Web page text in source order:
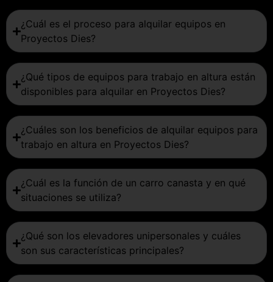
¿Cuál es el proceso para alquilar equipos en
Proyectos Dies?
¿Qué tipos de equipos para trabajo en altura están
disponibles para alquilar en Proyectos Dies?
¿Cuáles son los beneficios de alquilar equipos para
trabajo en altura en Proyectos Dies?
¿Cuál es la función de un carro canasta y en qué
situaciones se utiliza?
¿Qué son los elevadores unipersonales y cuáles
son sus características principales?